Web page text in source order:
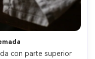
con parte superior